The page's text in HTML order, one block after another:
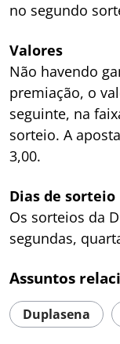
no segundo
Valores
Não havendo
premiação, o
seguinte, na
sorteio. A
3,00.
Dias de sorteio
Os sorteios da
segundas,
Assuntos
Duplasena